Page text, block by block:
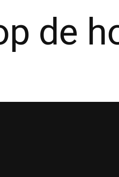
de